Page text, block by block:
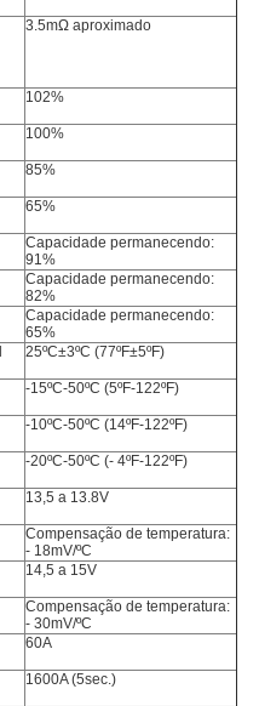
3.5mΩ aproximado
102%
100%
85%
65%
Capacidade permanecendo:
91%
Capacidade permanecendo:
82%
Capacidade permanecendo:
65%
25ºC±3ºC (77ºF±5ºF)
-15ºC-50ºC (5ºF-122ºF)
-10ºC-50ºC (14ºF-122ºF)
-20ºC-50ºC (- 4ºF-122ºF)
13,5 a 13.8V
Compensação de temperatura:
- 18mV/ºC
14,5 a 15V
Compensação de temperatura:
- 30mV/ºC
60A
1600A (5sec.)